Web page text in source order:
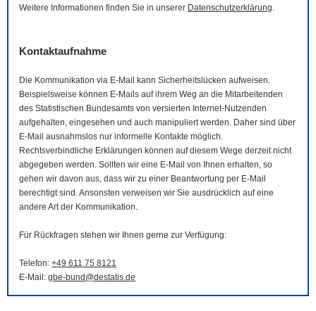
Weitere Informationen finden Sie in unserer Datenschutzerklärung.
Kontaktaufnahme
Die Kommunikation via E-Mail
kann Sicherheitslücken aufweisen.
Beispielsweise können E-Mails auf ihrem Weg an die Mitarbeitenden
des Statistischen Bundesamts von versierten Internet-Nutzenden
aufgehalten, eingesehen und auch manipuliert werden. Daher sind über
E-Mail ausnahmslos nur informelle Kontakte möglich.
Rechtsverbindliche Erklärungen können auf diesem Wege derzeit nicht
abgegeben werden. Sollten wir eine E-Mail von Ihnen erhalten, so
gehen wir davon aus, dass wir zu einer Beantwortung per E-Mail
berechtigt sind. Ansonsten verweisen wir Sie ausdrücklich auf eine
andere Art der Kommunikation.
Für Rückfragen stehen wir Ihnen gerne zur Verfügung:
Telefon: +49 611 75 8121
E-Mail : gbe-bund@destatis.de